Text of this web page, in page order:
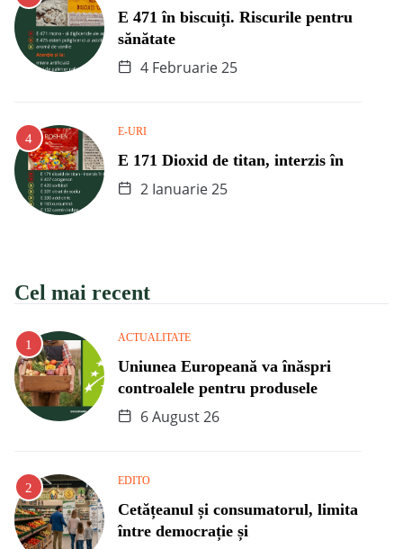
E 471 în biscuiți. Riscurile pentru
sănătate
4 Februarie 25
E-URI
E 171 Dioxid de titan, interzis în
2 Ianuarie 25
Cel mai recent
ACTUALITATE
Uniunea Europeană va înăspri
controalele pentru produsele
6 August 26
EDITO
Cetățeanul și consumatorul, limita
între democrație și